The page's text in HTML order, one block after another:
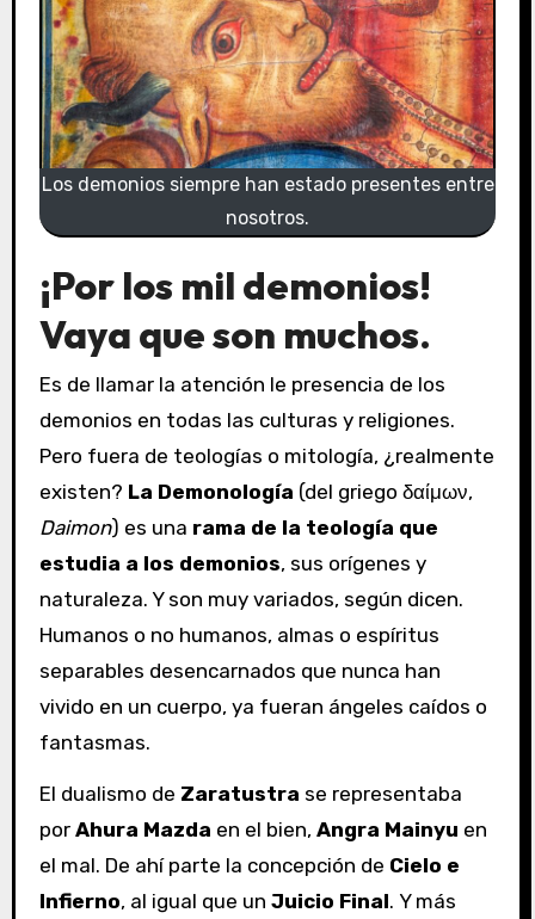
Los demonios siempre han estado presentes entre
nosotros.
¡Por los mil demonios!
Vaya que son muchos.
Es de llamar la atención le presencia de los
demonios en todas las culturas y religiones.
Pero fuera de teologías o mitología, ¿realmente
existen? La Demonología (del griego δαίμων,
Daimon) es una rama de la teología que
estudia a los demonios, sus orígenes y
naturaleza. Y son muy variados, según dicen.
Humanos o no humanos, almas o espíritus
separables desencarnados que nunca han
vivido en un cuerpo, ya fueran ángeles caídos o
fantasmas.
El dualismo de Zaratustra se representaba
por Ahura Mazda en el bien, Angra Mainyu en
el mal. De ahí parte la concepción de Cielo e
Infierno, al igual que un Juicio Final. Y más